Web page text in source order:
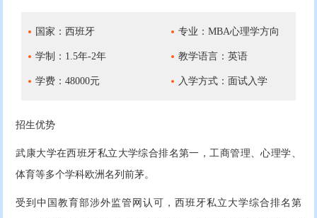
国家：西班牙 专业：MBA心理学方向
学制：1.5年-2年 教学语言：英语
学费：48000元 入学方式：面试入学
招生优势
武康大学在西班牙私立大学综合排名第一，工商管理、心理学、
体育等多个学科欧洲名列前茅。
受到中国教育部涉外监管网认可，西班牙私立大学综合排名第